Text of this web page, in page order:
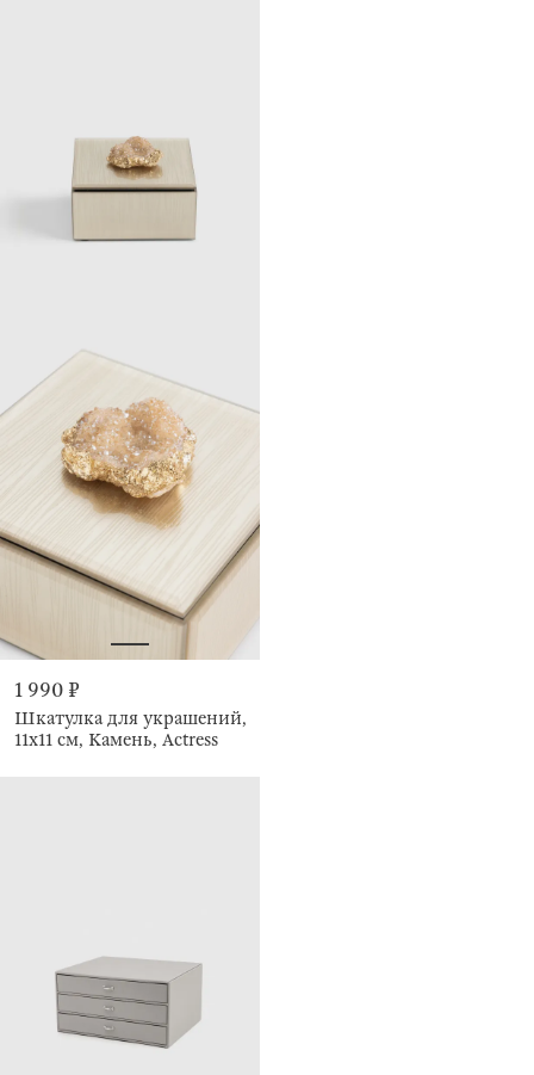
1 990 ₽
Шкатулка для украшений,
11х11 см, Камень, Actress